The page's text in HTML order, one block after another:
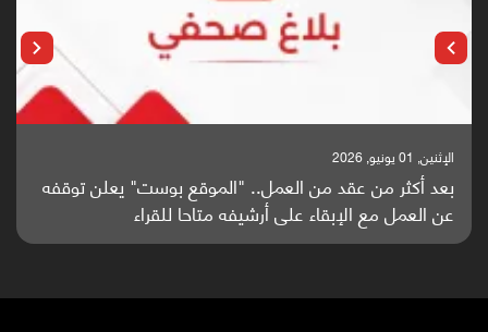
الإثنين, 25 مايو, 2026
باحثون من اليمن يدخلون سباق أبحاث ألزهايمر بدراسة
واعدة منشورة عالميا (ترجمة)